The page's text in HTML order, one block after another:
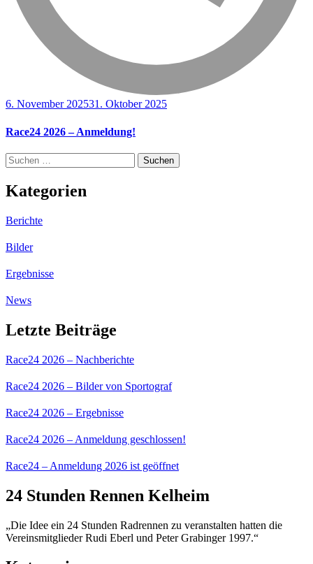
6. November 202531. Oktober 2025
Race24 2026 – Anmeldung!
Suchen
nach:
Kategorien
Berichte
Bilder
Ergebnisse
News
Letzte Beiträge
Race24 2026 – Nachberichte
Race24 2026 – Bilder von Sportograf
Race24 2026 – Ergebnisse
Race24 2026 – Anmeldung geschlossen!
Race24 – Anmeldung 2026 ist geöffnet
24 Stunden Rennen Kelheim
„Die Idee ein 24 Stunden Radrennen zu veranstalten hatten die
Vereinsmitglieder Rudi Eberl und Peter Grabinger 1997.“